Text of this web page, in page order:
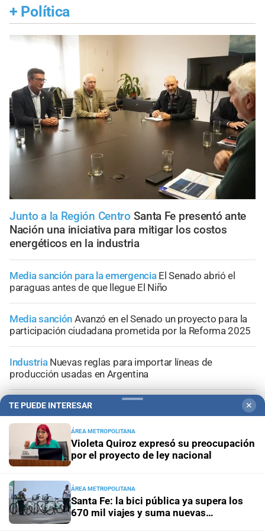
+ Política
Junto a la Región Centro Santa Fe presentó ante
Nación una iniciativa para mitigar los costos
energéticos en la industria
Media sanción para la emergencia El Senado abrió el
paraguas antes de que llegue El Niño
Media sanción Avanzó en el Senado un proyecto para la
participación ciudadana prometida por la Reforma 2025
Industria Nuevas reglas para importar líneas de
producción usadas en Argentina
Desde la perspectiva de Gustavo Puccini
Cómo surfea la
provincia de Santa Fe la "difícil" situación del transporte
interurbano
+Área Metropolitana
TE PUEDE INTERESAR ✕
ÁREA METROPOLITANA
Violeta Quiroz expresó su preocupación
por el proyecto de ley nacional
ÁREA METROPOLITANA
Santa Fe: la bici pública ya supera los
670 mil viajes y suma nuevas